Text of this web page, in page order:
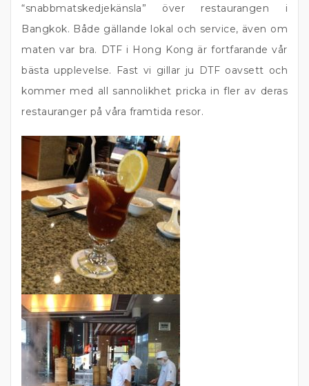
“snabbmatskedjekänsla” över restaurangen i
Bangkok. Både gällande lokal och service, även om
maten var bra. DTF i Hong Kong är fortfarande vår
bästa upplevelse. Fast vi gillar ju DTF oavsett och
kommer med all sannolikhet pricka in fler av deras
restauranger på våra framtida resor.